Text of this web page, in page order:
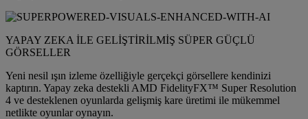
YAPAY ZEKA İLE GELİŞTİRİLMİŞ SÜPER GÜÇLÜ
GÖRSELLER
Yeni nesil ışın izleme özelliğiyle gerçekçi görsellere kendinizi
kaptırın. Yapay zeka destekli AMD FidelityFX™ Super Resolution
4 ve desteklenen oyunlarda gelişmiş kare üretimi ile mükemmel
netlikte oyunlar oynayın.